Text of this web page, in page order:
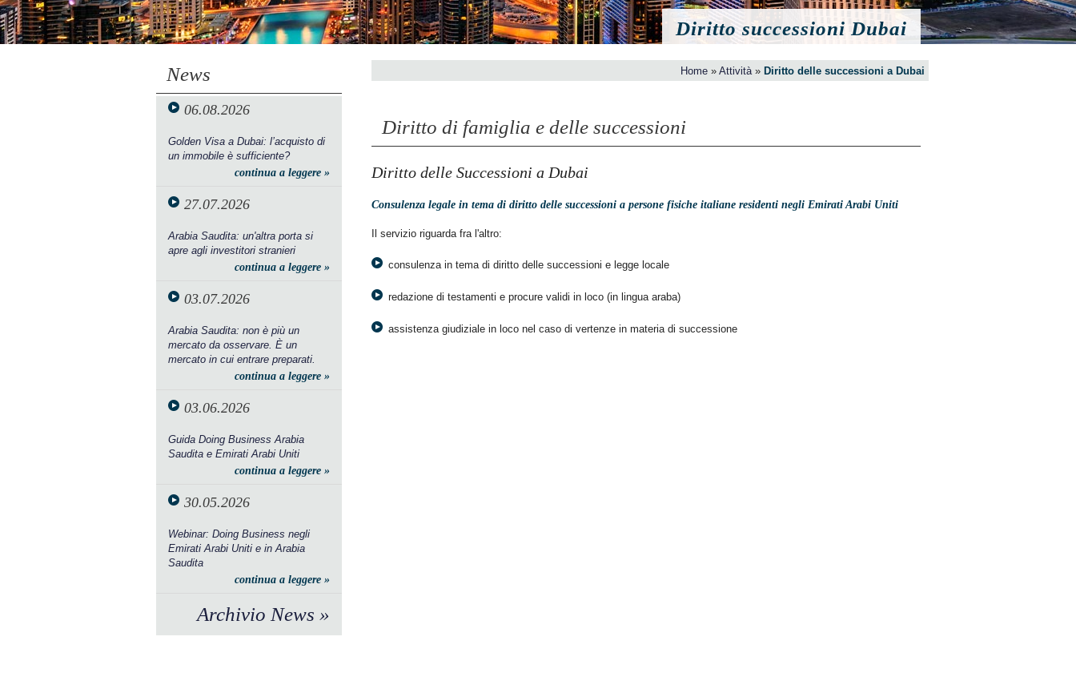
Diritto successioni Dubai
News
06.08.2026
Golden Visa a Dubai: l’acquisto di
un immobile è sufficiente?
continua a leggere »
27.07.2026
Arabia Saudita: un'altra porta si
apre agli investitori stranieri
continua a leggere »
03.07.2026
Arabia Saudita: non è più un
mercato da osservare. È un
mercato in cui entrare preparati.
continua a leggere »
03.06.2026
Guida Doing Business Arabia
Saudita e Emirati Arabi Uniti
continua a leggere »
30.05.2026
Webinar: Doing Business negli
Emirati Arabi Uniti e in Arabia
Saudita
continua a leggere »
Archivio News »
Home» Attività» Diritto delle successioni a Dubai
Diritto di famiglia e delle successioni
Diritto delle Successioni a Dubai
Consulenza legale in tema di diritto delle successioni a persone fisiche italiane residenti negli Emirati Arabi Uniti
Il servizio riguarda fra l'altro:
consulenza in tema di diritto delle successioni e legge locale
redazione di testamenti e procure validi in loco (in lingua araba)
assistenza giudiziale in loco nel caso di vertenze in materia di successione